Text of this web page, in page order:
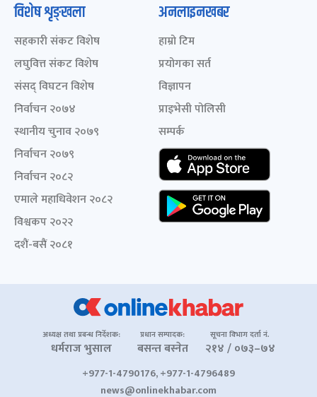
विशेष शृङ्खला
सहकारी संकट विशेष
लघुवित्त संकट विशेष
संसद् विघटन विशेष
निर्वाचन २०७४
स्थानीय चुनाव २०७९
निर्वाचन २०७९
निर्वाचन २०८२
एमाले महाधिवेशन २०८२
विश्वकप २०२२
दशैं-बसैं २०८१
अनलाइनखबर
हाम्रो टिम
प्रयोगका सर्त
विज्ञापन
प्राइभेसी पोलिसी
सम्पर्क
अध्यक्ष तथा प्रबन्ध निर्देशक:
धर्मराज भुसाल
प्रधान सम्पादक:
बसन्त बस्नेत
सूचना विभाग दर्ता नं.
२१४ / ०७३–७४
+977-1-4790176, +977-1-4796489
news@onlinekhabar.com